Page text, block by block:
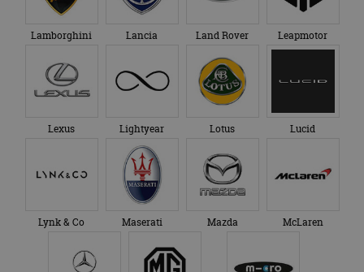
Lamborghini Lancia Land Rover Leapmotor
Lexus Lightyear Lotus Lucid
Lynk & Co Maserati Mazda McLaren